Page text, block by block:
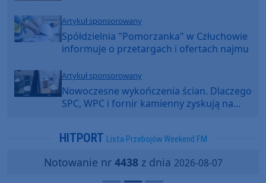
Artykuł sponsorowany
Spółdzielnia "Pomorzanka" w Człuchowie
informuje o przetargach i ofertach najmu
Artykuł sponsorowany
Nowoczesne wykończenia ścian. Dlaczego
SPC, WPC i fornir kamienny zyskują na
HITPORT Lista Przebojów Weekend FM
Notowanie nr 4438z dnia 2026-08-07